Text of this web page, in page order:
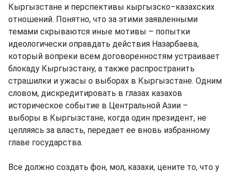
Кыргызстане и перспективы кыргызско–казахских
отношений. Понятно, что за этими заявленными
темами скрываются иные мотивы – попытки
идеологически оправдать действия Назарбаева,
который вопреки всем договоренностям устраивает
блокаду Кыргызстану, а также распространить
страшилки и ужасы о выборах в Кыргызстане. Одним
словом, дискредитировать в глазах казахов
историческое событие в Центральной Азии –
выборы в Кыргызстане, когда один президент, не
цепляясь за власть, передает ее вновь избранному
главе государства.
Все должно создать фон, мол, казахи, цените то, что у